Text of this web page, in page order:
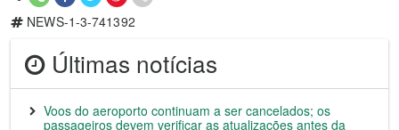
NEWS-1-3-741392
Últimas notícias
Voos do aeroporto continuam a ser cancelados; os
passageiros devem verificar as atualizações antes da